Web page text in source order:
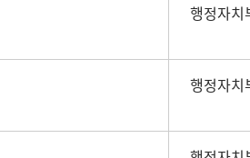
행정자치
행정자치